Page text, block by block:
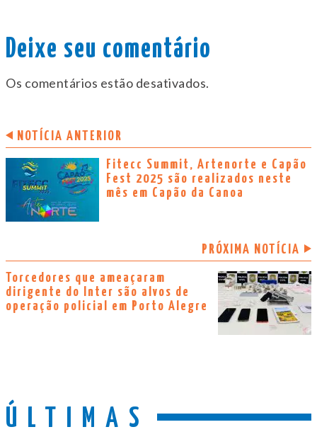
Deixe seu comentário
Os comentários estão desativados.
NOTÍCIA ANTERIOR
Fitecc Summit, Artenorte e Capão
Fest 2025 são realizados neste
mês em Capão da Canoa
PRÓXIMA NOTÍCIA
Torcedores que ameaçaram
dirigente do Inter são alvos de
operação policial em Porto Alegre
ÚLTIMAS